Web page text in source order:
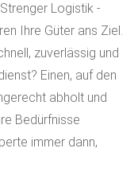
Logistik -
Ihre Güter ans Ziel.
zuverlässig und
Einen, auf den
abholt und
Bedürfnisse
immer dann,